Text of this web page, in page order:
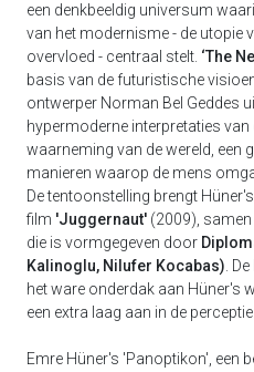
een denkbeeldig universum
van het modernisme - de utopie
overvloed - centraal stelt. ‘The
basis van de futuristische
ontwerper Norman Bel Geddes
hypermoderne interpretaties
waarneming van de wereld, een
manieren waarop de mens
De tentoonstelling brengt
film 'Juggernaut' (2009), samen
die is vormgegeven door
Kalinoglu, Nilufer Kocabas) .
het ware onderdak aan Hüner's
een extra laag aan in de perceptie
Emre Hüner's 'Panoptikon', een